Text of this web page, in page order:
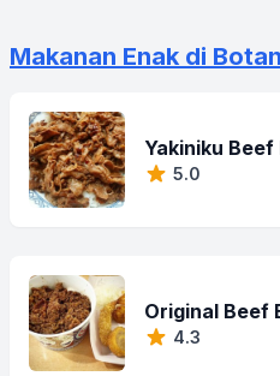
Makanan Enak di
Yakiniku Beef
5.0
Original Beef
4.3